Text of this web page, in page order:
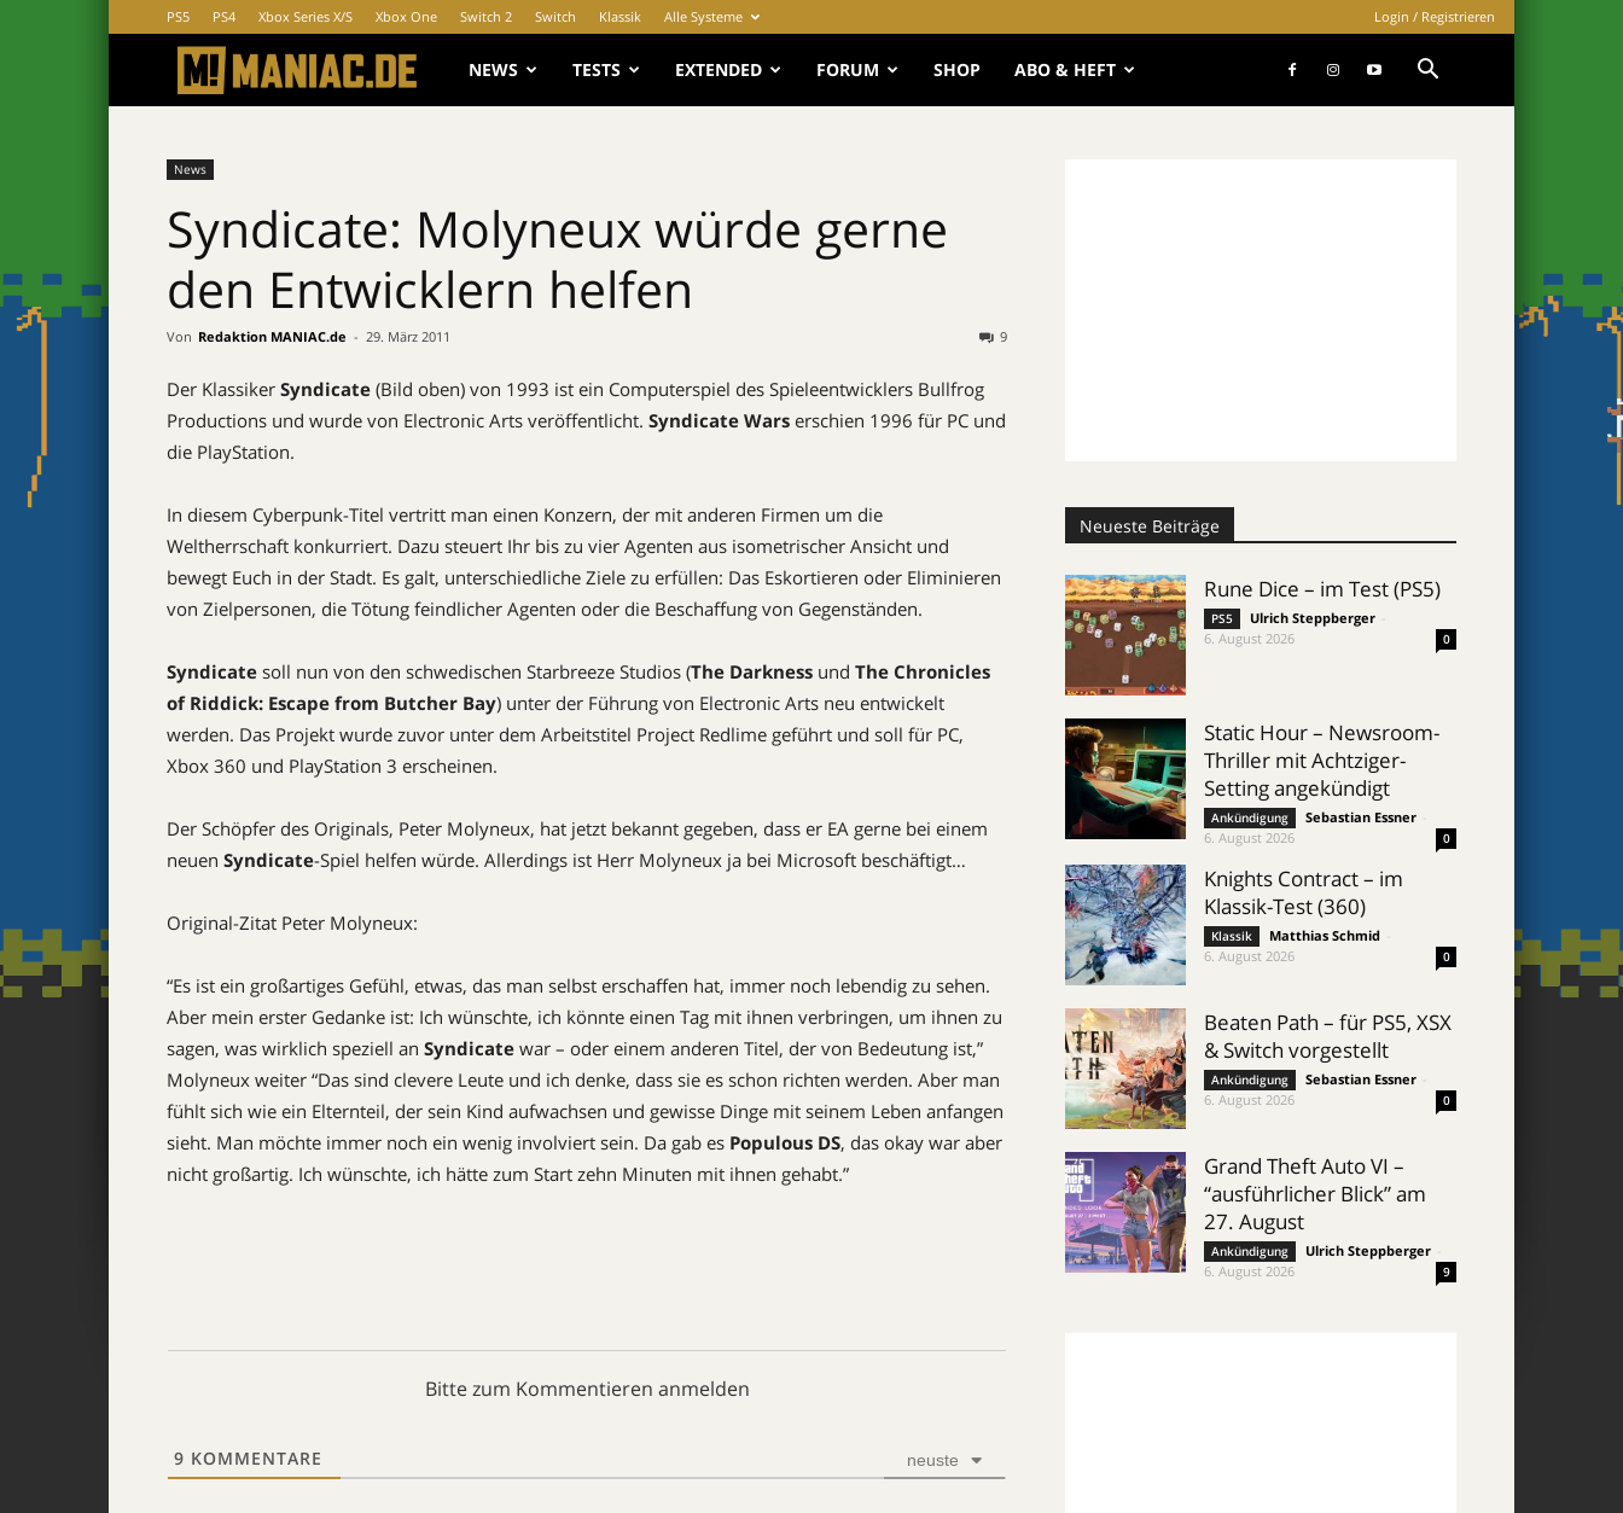
PS5 PS4 Xbox Series X/S Xbox One Switch 2 Switch Klassik Alle Systeme Login / Registrieren
MANIAC.de
NEWS TESTS EXTENDED FORUM SHOP ABO & HEFT
News
Syndicate: Molyneux würde gerne
den Entwicklern helfen
Von Redaktion MANIAC.de - 29. März 2011 9
Der Klassiker Syndicate (Bild oben) von 1993 ist ein Computerspiel des Spieleentwicklers Bullfrog
Productions und wurde von Electronic Arts veröffentlicht. Syndicate Wars erschien 1996 für PC und
die PlayStation.
In diesem Cyberpunk-Titel vertritt man einen Konzern, der mit anderen Firmen um die
Weltherrschaft konkurriert. Dazu steuert Ihr bis zu vier Agenten aus isometrischer Ansicht und
bewegt Euch in der Stadt. Es galt, unterschiedliche Ziele zu erfüllen: Das Eskortieren oder Eliminieren
von Zielpersonen, die Tötung feindlicher Agenten oder die Beschaffung von Gegenständen.
Syndicate soll nun von den schwedischen Starbreeze Studios (The Darkness und The Chronicles
of Riddick: Escape from Butcher Bay) unter der Führung von Electronic Arts neu entwickelt
werden. Das Projekt wurde zuvor unter dem Arbeitstitel Project Redlime geführt und soll für PC,
Xbox 360 und PlayStation 3 erscheinen.
Der Schöpfer des Originals, Peter Molyneux, hat jetzt bekannt gegeben, dass er EA gerne bei einem
neuen Syndicate-Spiel helfen würde. Allerdings ist Herr Molyneux ja bei Microsoft beschäftigt…
Original-Zitat Peter Molyneux:
“Es ist ein großartiges Gefühl, etwas, das man selbst erschaffen hat, immer noch lebendig zu sehen.
Aber mein erster Gedanke ist: Ich wünschte, ich könnte einen Tag mit ihnen verbringen, um ihnen zu
sagen, was wirklich speziell an Syndicate war – oder einem anderen Titel, der von Bedeutung ist,”
Molyneux weiter “Das sind clevere Leute und ich denke, dass sie es schon richten werden. Aber man
fühlt sich wie ein Elternteil, der sein Kind aufwachsen und gewisse Dinge mit seinem Leben anfangen
sieht. Man möchte immer noch ein wenig involviert sein. Da gab es Populous DS, das okay war aber
nicht großartig. Ich wünschte, ich hätte zum Start zehn Minuten mit ihnen gehabt.”
Bitte zum Kommentieren anmelden
9 KOMMENTARE neuste
Neueste Beiträge
Rune Dice – im Test (PS5)
PS5 Ulrich Steppberger
6. August 2026
0
Static Hour – Newsroom-
Thriller mit Achtziger-
Setting angekündigt
Ankündigung Sebastian Essner
6. August 2026
0
Knights Contract – im
Klassik-Test (360)
Klassik Matthias Schmid
6. August 2026
0
Beaten Path – für PS5, XSX
& Switch vorgestellt
Ankündigung Sebastian Essner
6. August 2026
0
Grand Theft Auto VI –
“ausführlicher Blick” am
27. August
Ankündigung Ulrich Steppberger
6. August 2026
9